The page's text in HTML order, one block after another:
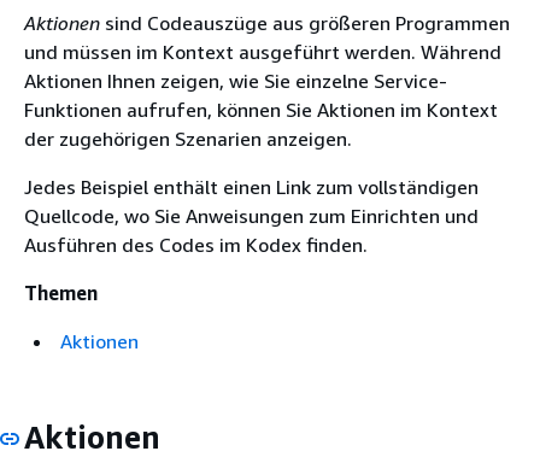
Aktionen sind Codeauszüge aus größeren Programmen
und müssen im Kontext ausgeführt werden. Während
Aktionen Ihnen zeigen, wie Sie einzelne Service-
Funktionen aufrufen, können Sie Aktionen im Kontext
der zugehörigen Szenarien anzeigen.
Jedes Beispiel enthält einen Link zum vollständigen
Quellcode, wo Sie Anweisungen zum Einrichten und
Ausführen des Codes im Kodex finden.
Themen
Aktionen
Aktionen